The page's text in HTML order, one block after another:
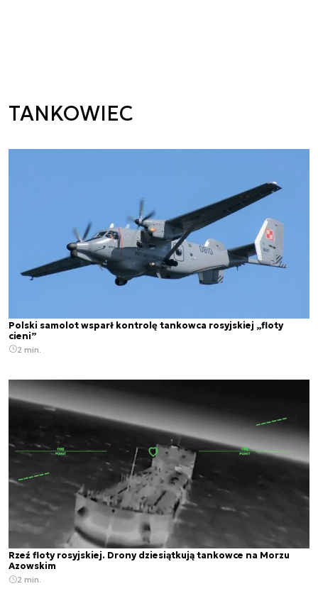
TANKOWIEC
Polski samolot wsparł kontrolę tankowca rosyjskiej „floty
cieni”
2 min.
Rzeź floty rosyjskiej. Drony dziesiątkują tankowce na Morzu
Azowskim
2 min.